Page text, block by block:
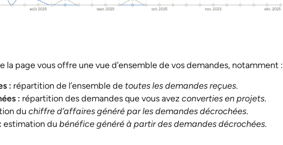
la page vous offre une vue d’ensemble de vos demandes, notamment :
: répartition de l’ensemble de toutes les demandes reçues.
: répartition des demandes que vous avez converties en projets.
du chiffre d’affaires généré par les demandes décrochées.
estimation du bénéfice généré à partir des demandes décrochées.